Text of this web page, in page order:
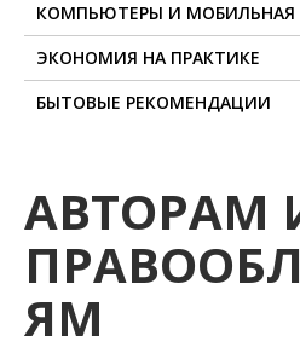
КОМПЬЮТЕРЫ И МОБИЛЬНАЯ
ЭКОНОМИЯ НА ПРАКТИКЕ
БЫТОВЫЕ РЕКОМЕНДАЦИИ
АВТОРАМ
ЯМ